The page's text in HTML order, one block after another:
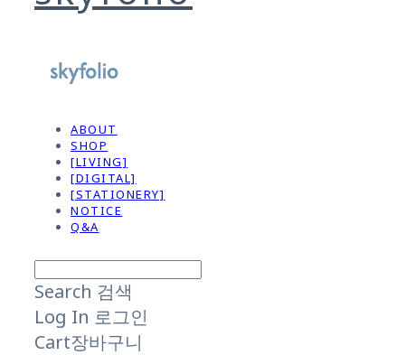
ABOUT
SHOP
[LIVING]
[DIGITAL]
[STATIONERY]
NOTICE
Q&A
Search 검색
Log In 로그인
Cart장바구니